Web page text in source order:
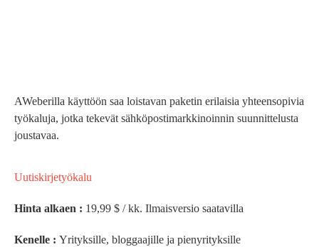
AWeberilla käyttöön saa loistavan paketin erilaisia yhteensopivia
työkaluja, jotka tekevät sähköpostimarkkinoinnin suunnittelusta
joustavaa.
Uutiskirjetyökalu
Hinta alkaen : 19,99 $ / kk. Ilmaisversio saatavilla
Kenelle : Yrityksille, bloggaajille ja pienyrityksille